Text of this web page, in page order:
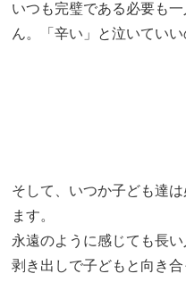
いつも完璧である必要も
ん。「辛い」と泣いていい
そして、いつか子ども達
ます。
永遠のように感じても長
剥き出しで子どもと向き